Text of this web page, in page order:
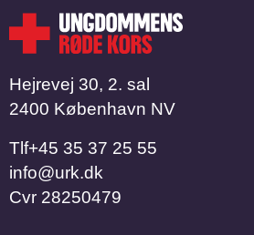
Hejrevej 30, 2. sal
2400 København NV
Tlf​​​​​​​+45 35 37 25 55
info@urk.dk
Cvr 28250479